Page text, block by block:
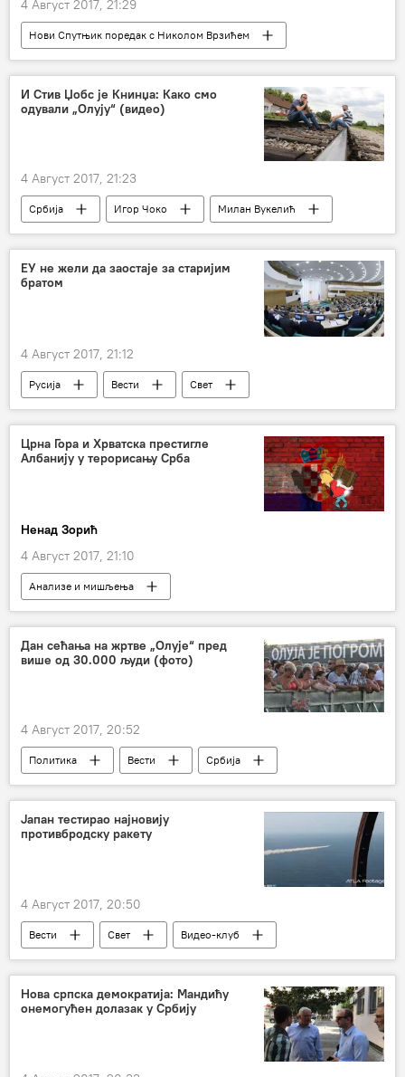
4 Август 2017, 21:29
Нови Спутњик поредак с Николом Врзићем
Радио
Кина
Владимир Путин
Си Ђинпинг
НАТО доминација
И Стив Џобс је Книнџа: Како смо
одували „Олују“ (видео)
4 Август 2017, 21:23
Србија Игор Чоко
Милан Вукелић
успех
извињење
асимилација
креативност
Хрватска
Друштво
Акција „Олуја“
ЕУ не жели да заостаје за старијим
братом
4 Август 2017, 21:12
Русија Вести
Свет
Европска унија (ЕУ)
Црна Гора и Хрватска престигле
Албанију у терорисању Срба
Ненад Зорић
4 Август 2017, 21:10
Анализе и мишљења
Коментари и Аналитика
Западни Балкан
Румунија
Америка
Дан сећања на жртве „Олује“ пред
више од 30.000 људи (фото)
4 Август 2017, 20:52
Политика Вести
Србија
Александар Вучић
обележавање годишњице Олује
прогнани
Хрватска
Јапан тестирао најновију
противбродску ракету
4 Август 2017, 20:50
Вести Свет
Видео-клуб
Јапан
Нова српска демократија: Мандићу
онемогућен долазак у Србију